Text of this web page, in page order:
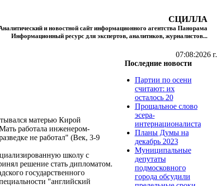
СЦИЛЛА
и новостной сайт информационного агентства Панорама
Информационный ресурс для экспертов, аналитиков, журналистов...
07:08:2026 г.
матерью Кирой
работала инженером-
не работал" (Век, 3-9
школу с
решение стать дипломатом.
государственного
"английский
Последние новости
Партии по осени
считают: их
осталось 20
Прощальное слово
эсера-
интернационалиста
Планы Думы на
декабрь 2023
Муниципальные
депутаты
подмосковного
города обсудили